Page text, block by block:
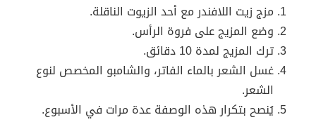
مزج زيت اللافندر مع أحد الزيوت الناقلة.
وضع المزيج على فروة الرأس.
ترك المزيج لمدة 10 دقائق.
غسل الشعر بالماء الفاتر، والشامبو المخصص لنوع
الشعر.
يُنصح بتكرار هذه الوصفة عدة مرات في الأسبوع.